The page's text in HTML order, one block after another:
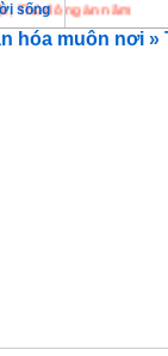
đô ngàn năm văn hiến
sống
hóa muôn nơi »